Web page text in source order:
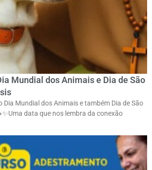
Mundial dos Animais e Dia de São
Dia Mundial dos Animais e também Dia de São
ㅤUma data que nos lembra da conexão